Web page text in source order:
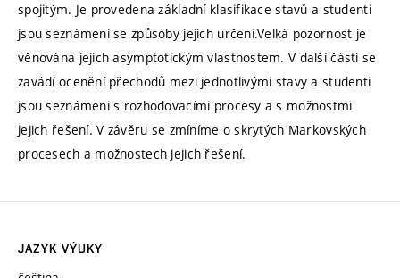
spojitým. Je provedena základní klasifikace stavů a studenti
jsou seznámeni se způsoby jejich určení.Velká pozornost je
věnována jejich asymptotickým vlastnostem. V další části se
zavádí ocenění přechodů mezi jednotlivými stavy a studenti
jsou seznámeni s rozhodovacími procesy a s možnostmi
jejich řešení. V závěru se zmíníme o skrytých Markovských
procesech a možnostech jejich řešení.
JAZYK VÝUKY